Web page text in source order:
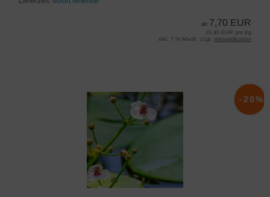
ab 7,70 EUR
15,40 EUR pro Kg
inkl. 7 % MwSt. zzgl. Versandkosten
-20%